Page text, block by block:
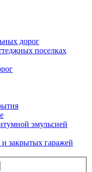
дорог
поселках
эмульсией
закрытых гаражей